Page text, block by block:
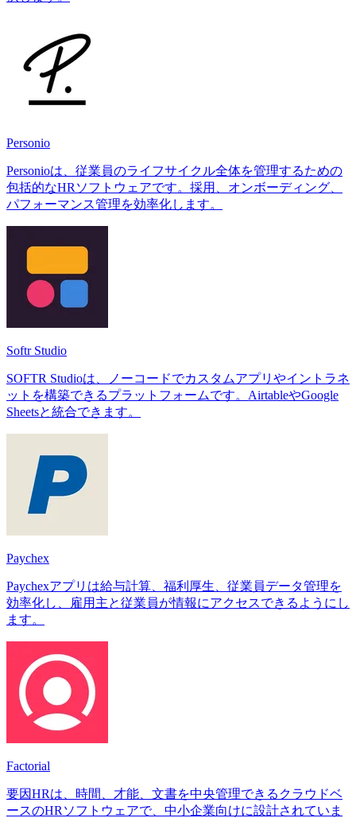
Personio
Personioは、従業員のライフサイクル全体を管理するための
包括的なHRソフトウェアです。採用、オンボーディング、
パフォーマンス管理を効率化します。
Softr Studio
SOFTR Studioは、ノーコードでカスタムアプリやイントラネ
ットを構築できるプラットフォームです。AirtableやGoogle
Sheetsと統合できます。
Paychex
Paychexアプリは給与計算、福利厚生、従業員データ管理を
効率化し、雇用主と従業員が情報にアクセスできるようにし
ます。
Factorial
要因HRは、時間、才能、文書を中央管理できるクラウドベ
ースのHRソフトウェアで、中小企業向けに設計されていま